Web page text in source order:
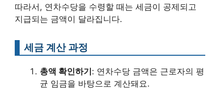
따라서, 연차수당을 수령할 때는 세금이 공제되고
지급되는 금액이 달라집니다.
세금 계산 과정
총액 확인하기 : 연차수당 금액은 근로자의 평
균 임금을 바탕으로 계산돼요.